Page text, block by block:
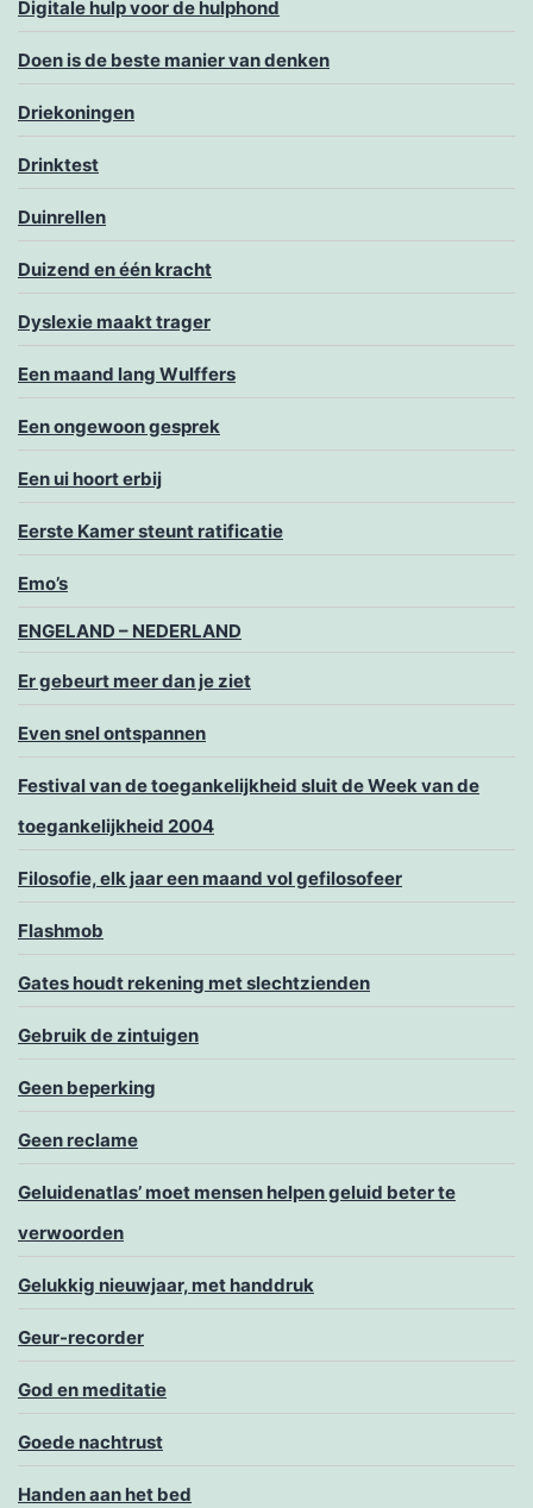
Digitale hulp voor de hulphond
Doen is de beste manier van denken
Driekoningen
Drinktest
Duinrellen
Duizend en één kracht
Dyslexie maakt trager
Een maand lang Wulffers
Een ongewoon gesprek
Een ui hoort erbij
Eerste Kamer steunt ratificatie
Emo’s
ENGELAND – NEDERLAND
Er gebeurt meer dan je ziet
Even snel ontspannen
Festival van de toegankelijkheid sluit de Week van de
toegankelijkheid 2004
Filosofie, elk jaar een maand vol gefilosofeer
Flashmob
Gates houdt rekening met slechtzienden
Gebruik de zintuigen
Geen beperking
Geen reclame
Geluidenatlas’ moet mensen helpen geluid beter te
verwoorden
Gelukkig nieuwjaar, met handdruk
Geur-recorder
God en meditatie
Goede nachtrust
Handen aan het bed